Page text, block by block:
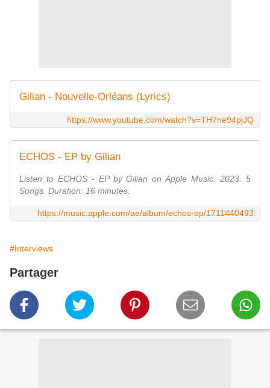
Gilian - Nouvelle-Orléans (Lyrics)
https://www.youtube.com/watch?v=TH7ne94pjJQ
ECHOS - EP by Gilian
Listen to ECHOS - EP by Gilian on Apple Music. 2023. 5
Songs. Duration: 16 minutes.
https://music.apple.com/ae/album/echos-ep/1711440493
#Interviews
Partager